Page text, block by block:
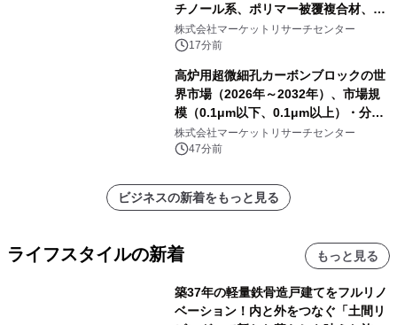
チノール系、ポリマー被覆複合材、そ
の他）・分析レポートを発表
株式会社マーケットリサーチセンター
17分前
高炉用超微細孔カーボンブロックの世
界市場（2026年～2032年）、市場規
模（0.1μm以下、0.1μm以上）・分析
レポートを発表
株式会社マーケットリサーチセンター
47分前
ビジネスの新着をもっと見る
ライフスタイルの新着 もっと見る
築37年の軽量鉄骨造戸建てをフルリノ
ベーション！内と外をつなぐ「土間リ